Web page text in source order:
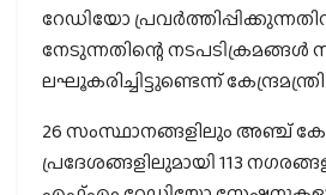
റേഡിയോ
നേടുന്നതിന്റെ നടപടിക്രമങ്ങള്‍
ലഘൂകരിച്ചിട്ടുണ്ടെന്ന്
26 സംസ്ഥാനങ്ങളിലും അഞ്ച്
പ്രദേശങ്ങളിലുമായി 113